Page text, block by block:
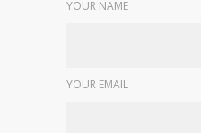
YOUR NAME
YOUR EMAIL